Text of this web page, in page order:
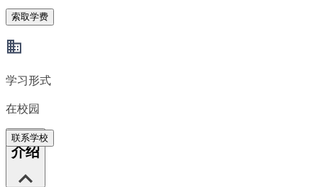
索取学费
学习形式
在校园
联系学校
介绍